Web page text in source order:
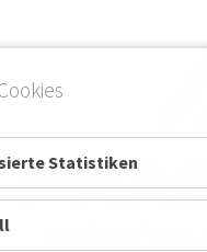
Statistiken